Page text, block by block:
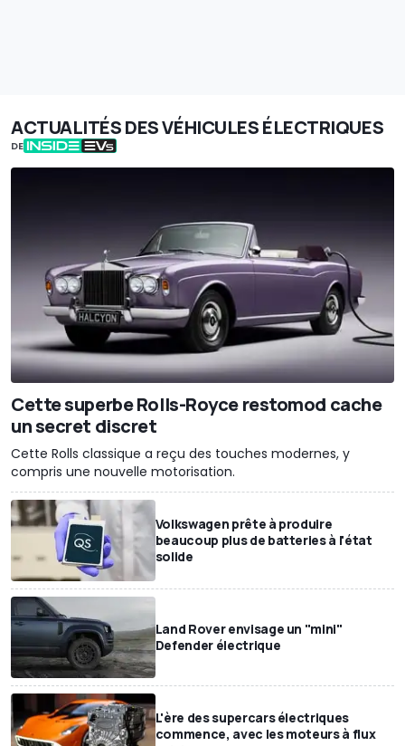
ACTUALITÉS DES VÉHICULES ÉLECTRIQUES
DE
Cette superbe Rolls-Royce restomod cache
un secret discret
Cette Rolls classique a reçu des touches modernes, y
compris une nouvelle motorisation.
Volkswagen prête à produire
beaucoup plus de batteries à l'état
solide
Land Rover envisage un "mini"
Defender électrique
L'ère des supercars électriques
commence, avec les moteurs à flux